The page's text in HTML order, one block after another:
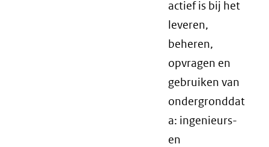
actief is bij het
leveren,
beheren,
opvragen en
gebruiken van
ondergronddat
a: ingenieurs-
en